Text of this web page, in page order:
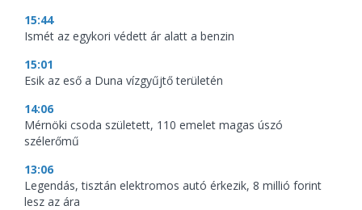
15:44
Ismét az egykori védett ár alatt a benzin
15:01
Esik az eső a Duna vízgyűjtő területén
14:06
Mérnöki csoda született, 110 emelet magas úszó
szélerőmű
13:06
Legendás, tisztán elektromos autó érkezik, 8 millió forint
lesz az ára